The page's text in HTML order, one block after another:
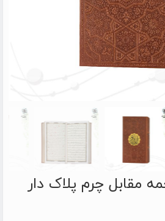
مقابل چرم پلاک دار